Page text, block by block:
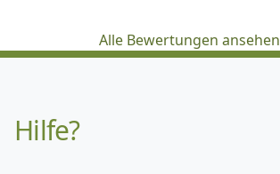
Alle Bewertungen ansehen
Hilfe?